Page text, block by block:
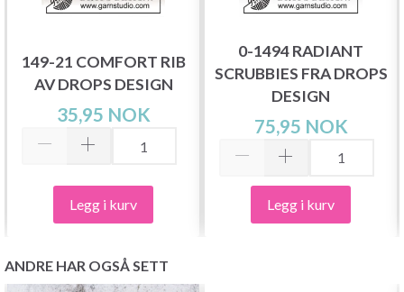
149-21 COMFORT RIB
AV DROPS DESIGN
35,95 NOK
Legg i kurv
0-1494 RADIANT
SCRUBBIES FRA DROPS
DESIGN
75,95 NOK
Legg i kurv
ANDRE HAR OGSÅ SETT